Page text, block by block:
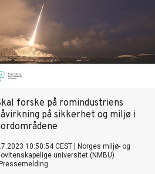
forske på romindustriens
på sikkerhet og miljø i
10:50:54 CEST
Norges miljø- og
universitet (NMBU)
Pressemelding